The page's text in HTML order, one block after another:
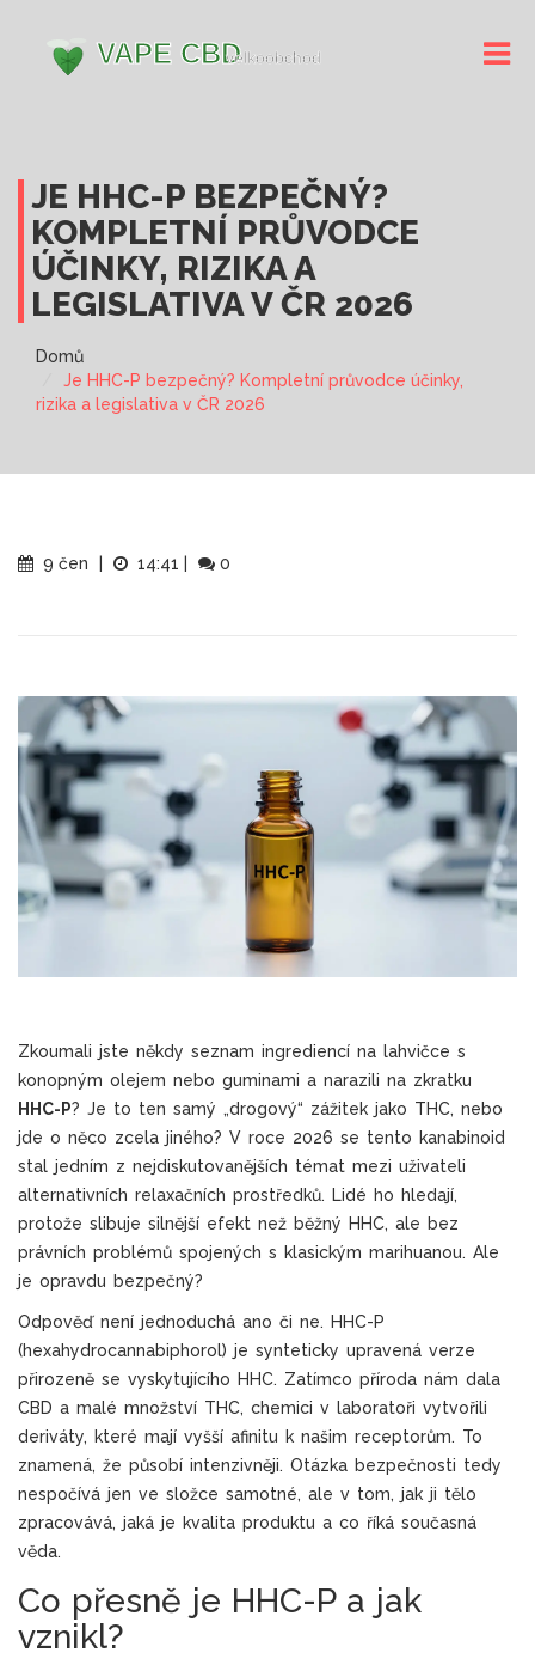
JE HHC-P BEZPEČNÝ?
KOMPLETNÍ PRŮVODCE
ÚČINKY, RIZIKA A
LEGISLATIVA V ČR 2026
Domů
Je HHC-P bezpečný? Kompletní průvodce účinky,
rizika a legislativa v ČR 2026
9 čen 14:41 0
Zkoumali jste někdy seznam ingrediencí na lahvičce s
konopným olejem nebo guminami a narazili na zkratku
HHC-P? Je to ten samý „drogový“ zážitek jako THC, nebo
jde o něco zcela jiného? V roce 2026 se tento kanabinoid
stal jedním z nejdiskutovanějších témat mezi uživateli
alternativních relaxačních prostředků. Lidé ho hledají,
protože slibuje silnější efekt než běžný HHC, ale bez
právních problémů spojených s klasickým marihuanou. Ale
je opravdu bezpečný?
Odpověď není jednoduchá ano či ne. HHC-P
(hexahydrocannabiphorol) je synteticky upravená verze
přirozeně se vyskytujícího HHC. Zatímco příroda nám dala
CBD a malé množství THC, chemici v laboratoři vytvořili
deriváty, které mají vyšší afinitu k našim receptorům. To
znamená, že působí intenzivněji. Otázka bezpečnosti tedy
nespočívá jen ve složce samotné, ale v tom, jak ji tělo
zpracovává, jaká je kvalita produktu a co říká současná
věda.
Co přesně je HHC-P a jak
vznikl?